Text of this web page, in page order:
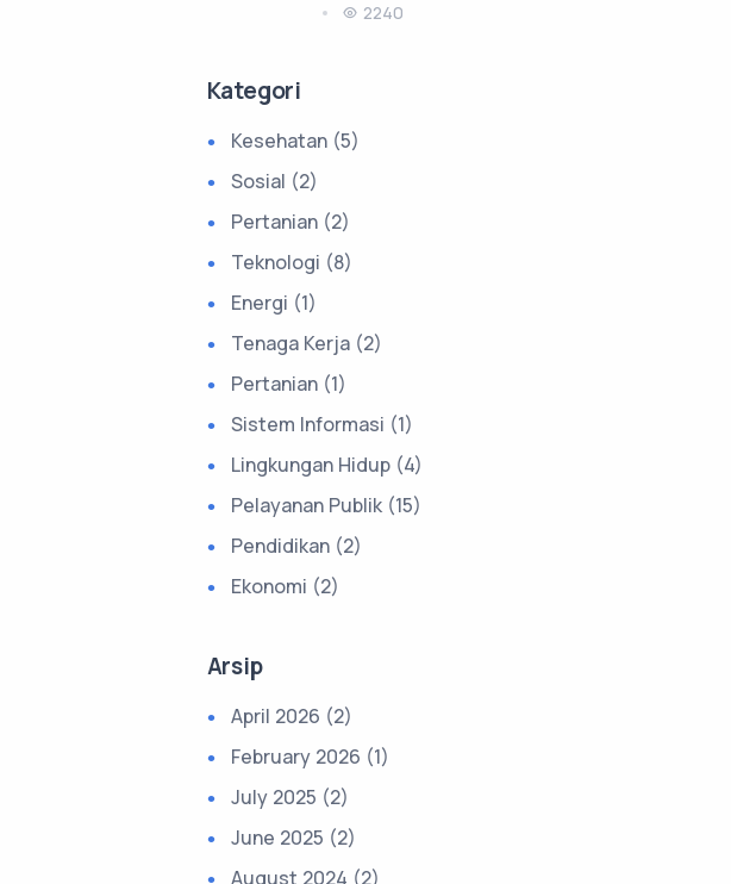
2240
Kategori
Kesehatan (5)
Sosial (2)
Pertanian (2)
Teknologi (8)
Energi (1)
Tenaga Kerja (2)
Pertanian (1)
Sistem Informasi (1)
Lingkungan Hidup (4)
Pelayanan Publik (15)
Pendidikan (2)
Ekonomi (2)
Arsip
April 2026 (2)
February 2026 (1)
July 2025 (2)
June 2025 (2)
August 2024 (2)